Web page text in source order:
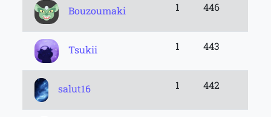
Bouzoumaki 1 446
Tsukii 1 443
salut16 1 442